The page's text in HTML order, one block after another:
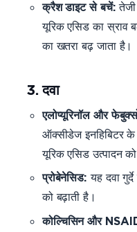
क्रैश डाइट से बचें:
यूरिक एसिड का स्राव
का खतरा बढ़ जाता है।
3. दवा
एलोप्यूरिनॉल और
ऑक्सीडेज इनहिबिटर
यूरिक एसिड उत्पादन
प्रोबेनेसिड: यह दवा
को बढ़ाती है।
कोल्चिसिन और